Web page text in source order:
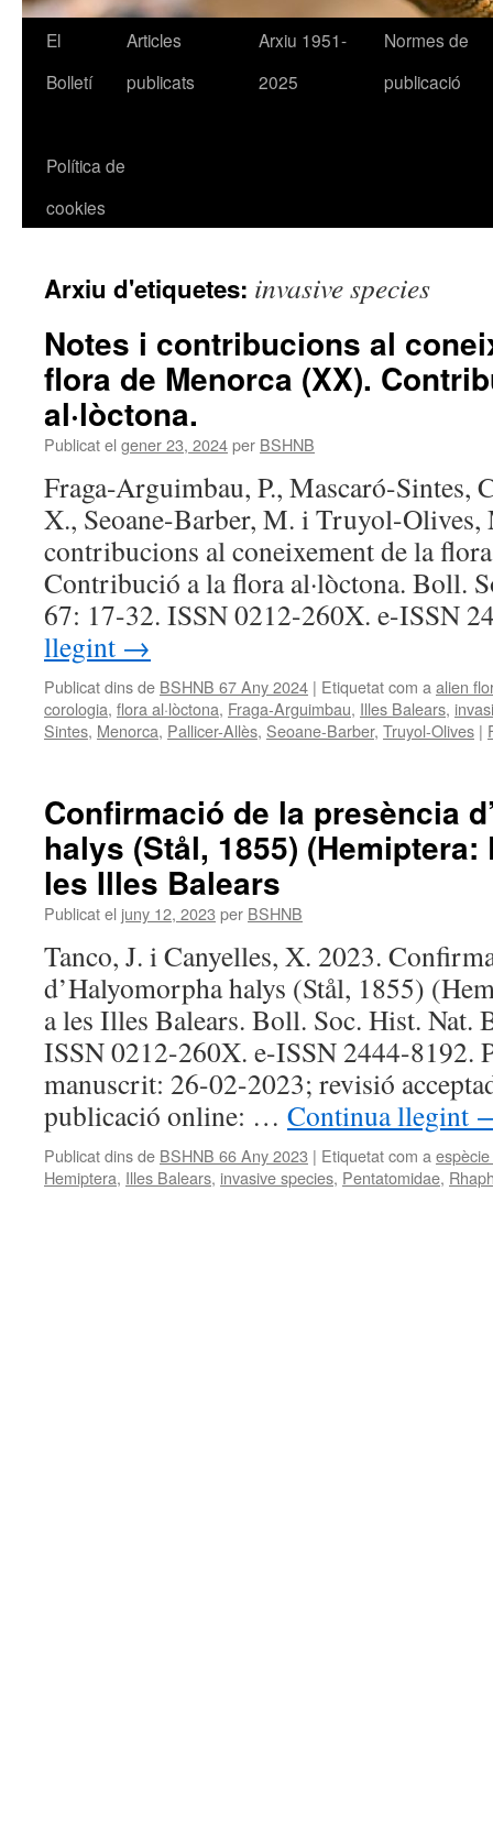
El
Bolletí
Articles
publicats
Arxiu 1951-
2025
Normes de
publicació
Política de
cookies
Arxiu d'etiquetes: invasive species
Notes i contribucions al
flora de Menorca (XX).
al·lòctona.
Publicat el gener 23, 2024per BSHNB
Fraga-Arguimbau, P., Mascaró-Sintes,
X., Seoane-Barber, M. i Truyol-Olives,
contribucions al coneixement de la
Contribució a la flora al·lòctona. Boll.
67: 17-32. ISSN 0212-260X. e-ISSN
llegint →
Publicat dins de BSHNB 67 Any 2024 | Etiquetat com a alien
corologia, flora al·lòctona, Fraga-Arguimbau, Illes Balears,
Sintes, Menorca, Pallicer-Allès, Seoane-Barber, Truyol-Olives |
Confirmació de la presència
halys (Stål, 1855) (Hemiptera:
les Illes Balears
Publicat el juny 12, 2023 per BSHNB
Tanco, J. i Canyelles, X. 2023.
d’Halyomorpha halys (Stål, 1855)
a les Illes Balears. Boll. Soc. Hist. Nat.
ISSN 0212-260X. e-ISSN 2444-8192.
manuscrit: 26-02-2023; revisió
publicació online: … Continua llegint
Publicat dins de BSHNB 66 Any 2023 | Etiquetat com a
Hemiptera, Illes Balears, invasive species, Pentatomidae,